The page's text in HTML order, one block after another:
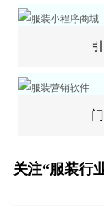
关注“服装行